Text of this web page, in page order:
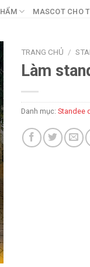
MASCOT CHO
TRANG CHỦ /
Làm
Danh mục:Standee